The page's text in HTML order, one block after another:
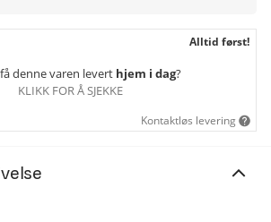
Alltid først!
denne varen levert hjem i dag?
KLIKK FOR Å SJEKKE
Kontaktløs levering